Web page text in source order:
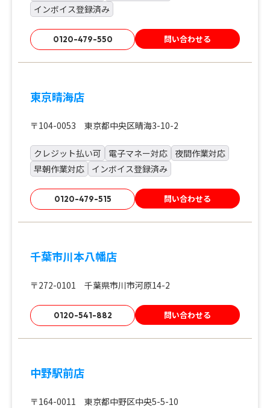
インボイス登録済み
0120-479-550 問い合わせる
東京晴海店
〒104-0053 東京都中央区晴海3-10-2
クレジット払い可 電子マネー対応
夜間作業対応
早朝作業対応
インボイス登録済み
0120-479-515 問い合わせる
千葉市川本八幡店
〒272-0101 千葉県市川市河原14-2
0120-541-882 問い合わせる
中野駅前店
〒164-0011 東京都中野区中央5-5-10